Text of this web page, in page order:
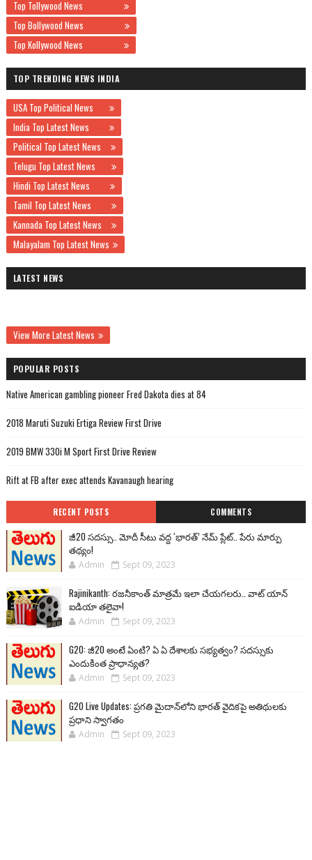
Top Tollywood News
Top Bollywood News
Top Kollywood News
TOP TRENDING NEWS INDIA
USA Top Political News
India Top Latest News
Political Top Latest News
Telugu Top Latest News
Hindi Top Latest News
Tamil Top Latest News
Kannada Top Latest News
Malayalam Top Latest News
LATEST NEWS
View More Latest News
POPULAR POSTS
Native American gambling pioneer Fred Dakota dies at 84
2018 Maruti Suzuki Ertiga Review First Drive
2019 BMW 330i M Sport First Drive Review
Rift at FB after exec attends Kavanaugh hearing
RECENT POSTS COMMENTS
జీ20 సదస్సు.. మోదీ సీటు వద్ద ‘భారత్’ నేమ్ ప్లేట్‌.. పేరు మార్పు
తథ్యం!
Admin Sept 09, 2023
Rajinikanth: రజనీకాంత్ మాత్రమే ఇలా చేయగలరు.. వాట్ యాన్
ఐడియా తలైవా!
Admin Sept 09, 2023
G20: జీ20 అంటే ఏంటి? ఏ ఏ దేశాలకు సభ్యత్వం? సదస్సుకు
ఎందుకింత ప్రాధాన్యత?
Admin Sept 09, 2023
G20 Live Updates: ప్రగతి మైదాన్‌లోని భారత్ వైదికపై అతిథులకు
ప్రధాని స్వాగతం
Admin Sept 09, 2023